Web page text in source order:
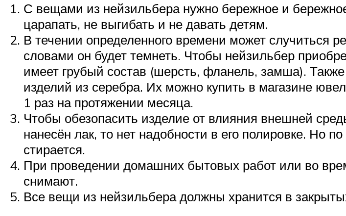
С вещами из нейзильбера нужно бережное и
царапать, не выгибать и не давать детям.
В течении определенного времени может случиться
словами он будет темнеть. Чтобы нейзильбер
имеет грубый состав (шерсть, фланель, замша).
изделий из серебра. Их можно купить в магазине
1 раз на протяжении месяца.
Чтобы обезопасить изделие от влияния внешней
нанесён лак, то нет надобности в его полировке. Но
стирается.
При проведении домашних бытовых работ или во
снимают.
Все вещи из нейзильбера должны хранится в